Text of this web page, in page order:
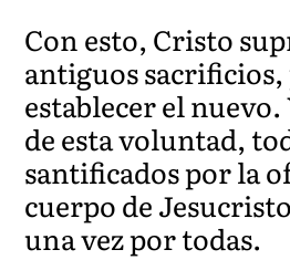
Con esto, Cristo
antiguos sacrificios,
establecer el
de esta voluntad,
santificados por la
cuerpo de
una vez por todas.